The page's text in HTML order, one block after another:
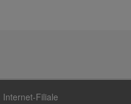
Internet-Filiale